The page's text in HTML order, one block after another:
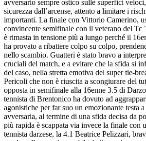
avversario sempre ostico sulle superfici
sicurezza dall’arcense, attento a limitare i
importanti. La finale con Vittorio Camerino,
convincente semifinale con il veterano del
è rimasta in tensione più a lungo perché il
ha provato a ribattere colpo su colpo,
nello scambio. Guatteri è stato bravo a
cruciali del match, e a evitare che la sfida si
del caso, nella stretta emotiva del super tie-
Pericoli che non è riuscita a scongiurare del
opposta in semifinale alla 16enne 3.5 di
tennista di Brentonico ha dovuto ad
agonistiche per far suo un emozionante testa a
avversaria, al termine di una sfida decisa da
più rapida è scappata via invece la finale con
tennista darzese, la 4.1 Beatrice Pelizzari,